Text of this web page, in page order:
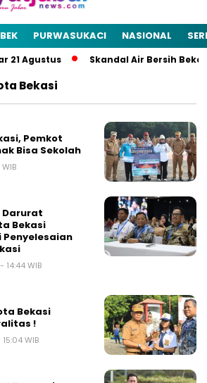
PURWASUKACI NASIONAL
Agustus Skandal Air Bersih Bekasi!
Bekasi
Pemkot
Bisa Sekolah
Darurat
Bekasi
Penyelesaian
WIB
Bekasi
!
WIB